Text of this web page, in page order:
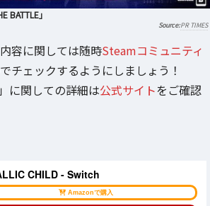
BATTLE」
PR TIMES
容に関しては随時Steamコミュニティ
チェックするようにしましょう！
に関しての詳細は公式サイトをご確認
CHILD - Switch
Amazonで購入